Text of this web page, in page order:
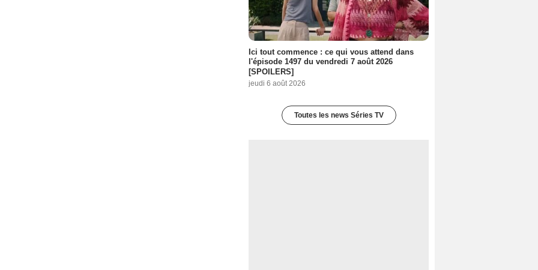
Ici tout commence : ce qui vous attend dans
l'épisode 1497 du vendredi 7 août 2026
[SPOILERS]
jeudi 6 août 2026
Toutes les news Séries TV